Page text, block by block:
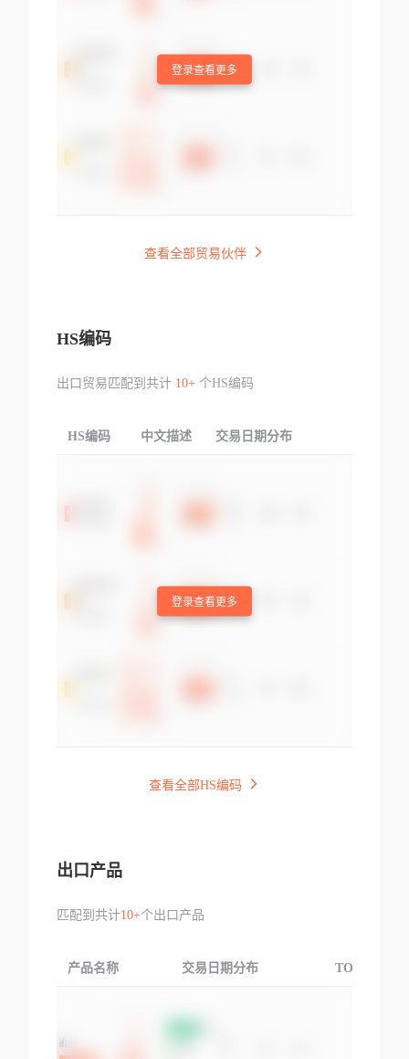
登录查看更多
查看全部贸易伙伴
HS编码
出口贸易匹配到共计 10+个HS编码
HS编码 中文描述 交易日期分布
登录查看更多
查看全部HS编码
出口产品
匹配到共计10+个出口产品
产品名称 交易日期分布 TOP3交易国